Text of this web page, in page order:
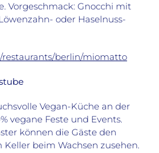
Vorgeschmack: Gnocchi mit
oder Haselnuss-
restaurants/berlin/miomatto
Vegan-Küche an der
vegane Feste und Events.
können die Gäste den
beim Wachsen zusehen.